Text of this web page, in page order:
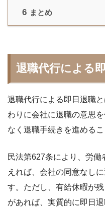
6 まとめ
退職代行による
退職代行による即日退職
わりに会社に退職の意思
なく退職手続きを進めるこ
民法第627条により、労
えれば、会社の同意なし
す。ただし、有給休暇が
があれば、実質的に即日